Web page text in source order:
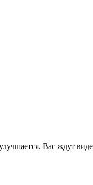
Вас ждут